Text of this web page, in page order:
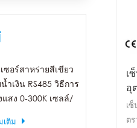
ซอร์สาหร่ายสีเขียว
ำเงิน RS485 วิธีการ
แสง 0-300K เซลล์/
เติม
เ
อุ
ก๊
เ
ต